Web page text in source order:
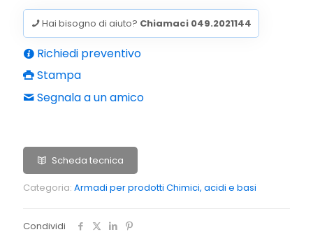
Hai bisogno di aiuto? Chiamaci 049.2021144
Richiedi preventivo
Stampa
Segnala a un amico
Scheda tecnica
Categoria: Armadi per prodotti Chimici, acidi e basi
Condividi